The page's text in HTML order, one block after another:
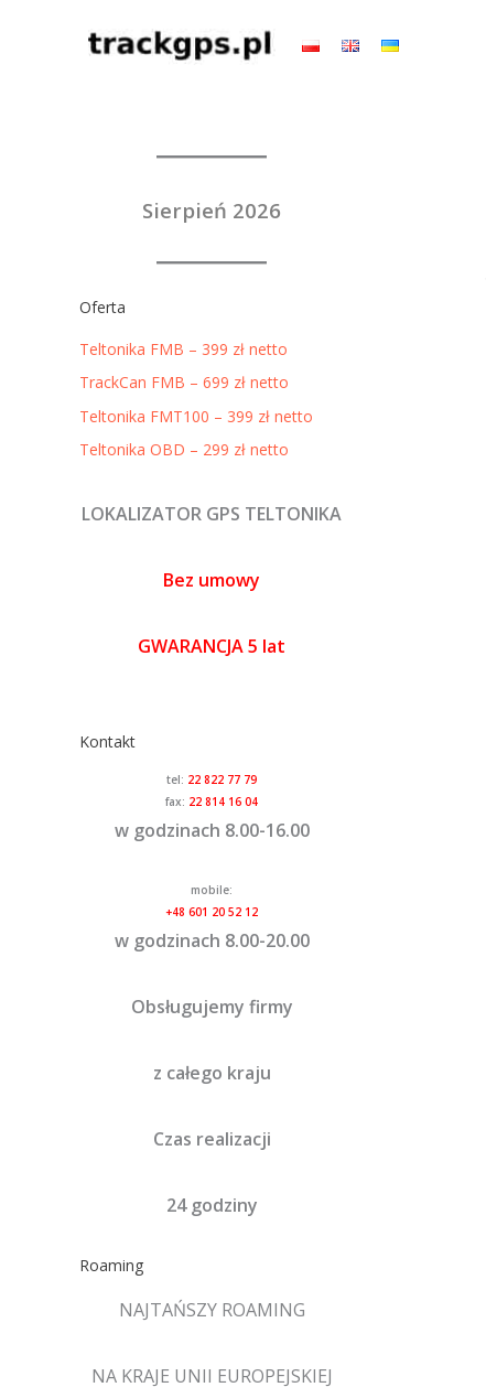
Sierpień 2026
Oferta
Teltonika FMB – 399 zł netto
TrackCan FMB – 699 zł netto
Teltonika FMT100 – 399 zł netto
Teltonika OBD – 299 zł netto
LOKALIZATOR GPS TELTONIKA
Bez umowy
GWARANCJA 5 lat
Kontakt
tel: 22 822 77 79
fax: 22 814 16 04
w godzinach 8.00-16.00
mobile:
+48 601 20 52 12
w godzinach 8.00-20.00
Obsługujemy firmy
z całego kraju
Czas realizacji
24 godziny
Roaming
NAJTAŃSZY ROAMING
NA KRAJE UNII EUROPEJSKIEJ